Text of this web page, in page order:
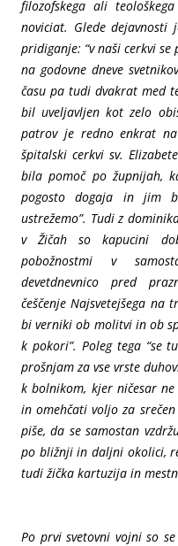
filozofskega ali
noviciat. Glede
pridiganje: “v naši cerkvi
na godovne dneve
času pa tudi dvakrat med
bil uveljavljen kot zelo
patrov je redno enkrat
špitalski cerkvi sv.
bila pomoč po župnijah,
pogosto dogaja in jim
ustrežemo”. Tudi z
v Žičah so kapucini
pobožnostmi v
devetdnevnico pred
češčenje Najsvetejšega na
bi verniki ob molitvi in ob
k pokori”. Poleg tega “se
prošnjam za vse vrste
k bolnikom, kjer ničesar
in omehčati voljo za
piše, da se samostan
po bližnji in daljni okolici,
tudi žička kartuzija in
Po prvi svetovni vojni so